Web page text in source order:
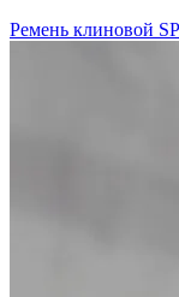
Ремень клиновой